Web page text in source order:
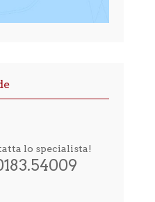
lo specialista!